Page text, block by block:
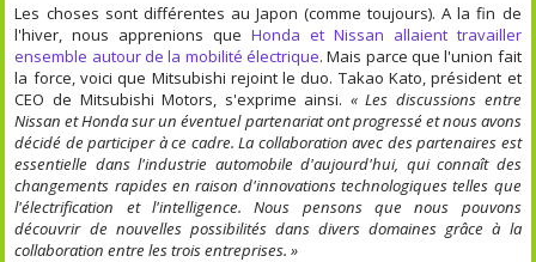
Les choses sont différentes au Japon (comme toujours). A la fin de
l'hiver, nous apprenions que Honda et Nissan allaient travailler
ensemble autour de la mobilité électrique. Mais parce que l'union fait
la force, voici que Mitsubishi rejoint le duo. Takao Kato, président et
CEO de Mitsubishi Motors, s'exprime ainsi. « Les discussions entre
Nissan et Honda sur un éventuel partenariat ont progressé et nous avons
décidé de participer à ce cadre. La collaboration avec des partenaires est
essentielle dans l'industrie automobile d'aujourd'hui, qui connaît des
changements rapides en raison d'innovations technologiques telles que
l'électrification et l'intelligence. Nous pensons que nous pouvons
découvrir de nouvelles possibilités dans divers domaines grâce à la
collaboration entre les trois entreprises. »